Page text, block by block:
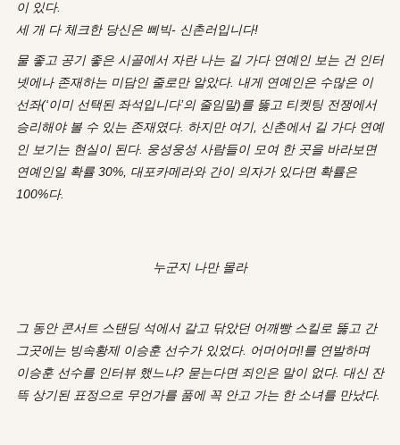
이 있다.
세 개 다 체크한 당신은 삐빅- 신촌러입니다!
물 좋고 공기 좋은 시골에서 자란 나는 길 가다 연예인 보는 건 인터
넷에나 존재하는 미담인 줄로만 알았다. 내게 연예인은 수많은 이
선좌(‘이미 선택된 좌석입니다’의 줄임말)를 뚫고 티켓팅 전쟁에서
승리해야 볼 수 있는 존재였다. 하지만 여기, 신촌에서 길 가다 연예
인 보기는 현실이 된다. 웅성웅성 사람들이 모여 한 곳을 바라보면
연예인일 확률 30%, 대포카메라와 간이 의자가 있다면 확률은
100%다.
누군지 나만 몰라
그 동안 콘서트 스탠딩 석에서 갈고 닦았던 어깨빵 스킬로 뚫고 간
그곳에는 빙속황제 이승훈 선수가 있었다. 어머어머!를 연발하며
이승훈 선수를 인터뷰 했느냐? 묻는다면 죄인은 말이 없다. 대신 잔
뜩 상기된 표정으로 무언가를 품에 꼭 안고 가는 한 소녀를 만났다.